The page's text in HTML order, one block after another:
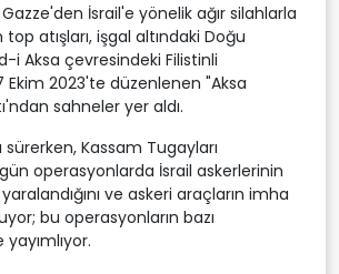
İsrail'e yönelik ağır silahlarla
atışları, işgal altındaki Doğu
i Aksa çevresindeki Filistinli
Ekim 2023'te düzenlenen "Aksa
sahneler yer aldı.
sürerken, Kassam Tugayları
operasyonlarda İsrail askerlerinin
ve askeri araçların imha
bu operasyonların bazı